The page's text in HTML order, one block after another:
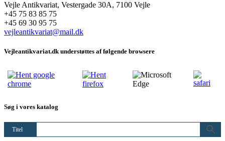
Vejle Antikvariat, Vestergade 30A, 7100 Vejle
+45 75 83 85 75
+45 69 30 95 75
vejleantikvariat@mail.dk
Vejleantikvariat.dk understøttes af følgende browsere
Søg i vores katalog
Titel